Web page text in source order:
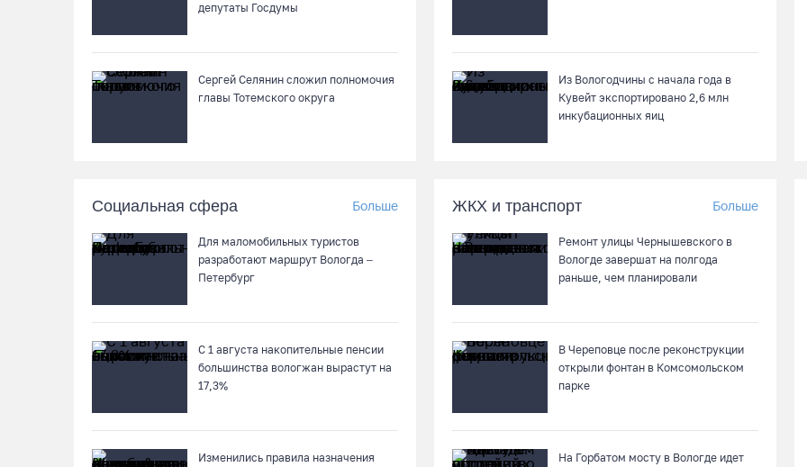
депутаты Госдумы
Сергей Селянин сложил полномочия
главы Тотемского округа
Из Вологодчины с начала года в
Кувейт экспортировано 2,6 млн
инкубационных яиц
Социальная сфера Больше
Для маломобильных туристов
разработают маршрут Вологда –
Петербург
С 1 августа накопительные пенсии
большинства вологжан вырастут на
17,3%
Изменились правила назначения
ЖКХ и транспорт Больше
Ремонт улицы Чернышевского в
Вологде завершат на полгода
раньше, чем планировали
В Череповце после реконструкции
открыли фонтан в Комсомольском
парке
На Горбатом мосту в Вологде идет